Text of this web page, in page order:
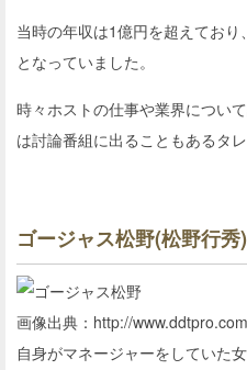
当時の年収は1億円を超えてお
となっていました。
時々ホストの仕事や業界につい
は討論番組に出ることもあるタ
ゴージャス松野(松野行秀)
画像出典：http://
自身がマネージャーをしていた